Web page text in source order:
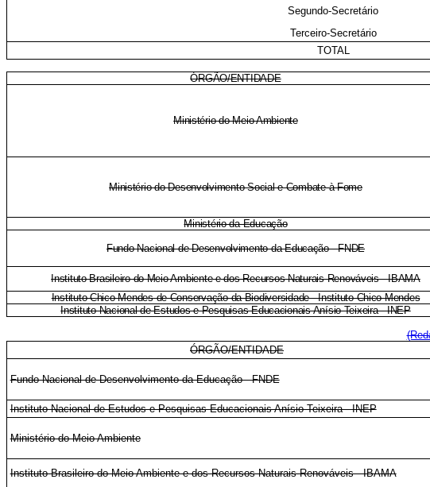
Segundo-Secretário
Terceiro-Secretário
TOTAL
ÓRGÃO/ENTIDADE
Ministério do Meio Ambiente
Ministério do Desenvolvimento Social e Combate à Fome
Ministério da Educação
Fundo Nacional de Desenvolvimento da Educação - FNDE
Instituto Brasileiro do Meio Ambiente e dos Recursos Naturais Renováveis - IBAMA
Instituto Chico Mendes de Conservação da Biodiversidade - Instituto Chico Mendes
Instituto Nacional de Estudos e Pesquisas Educacionais Anísio Teixeira - INEP
ÓRGÃO/ENTIDADE
Fundo Nacional de Desenvolvimento da Educação - FNDE
Instituto Nacional de Estudos e Pesquisas Educacionais Anísio Teixeira - INEP
Ministério do Meio Ambiente
Instituto Brasileiro do Meio Ambiente e dos Recursos Naturais Renováveis - IBAMA